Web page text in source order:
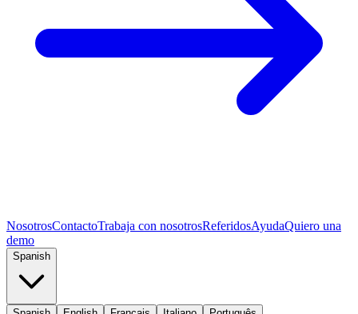
NosotrosContactoTrabaja con nosotrosReferidosAyudaQuiero una
demo
Spanish